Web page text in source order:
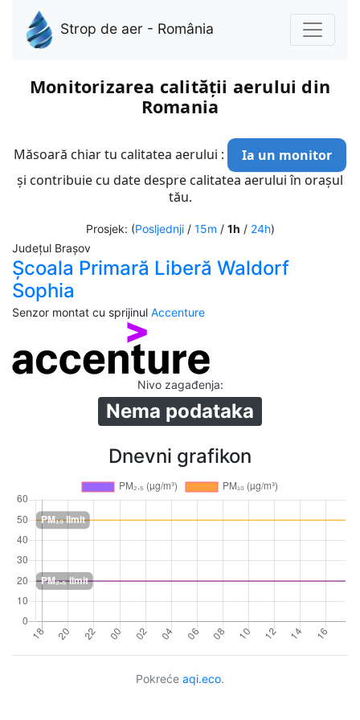
Strop de aer - România
Monitorizarea calității aerului din
Romania
Măsoară chiar tu calitatea aerului :
Ia un monitor
și contribuie cu date despre calitatea aerului în orașul
tău.
Prosjek: (Posljednji/ 15m / 1h / 24h)
Județul Brașov
Școala Primară Liberă Waldorf
Sophia
Senzor montat cu sprijinul Accenture
Nivo zagađenja:
Nema podataka
Dnevni grafikon
Pokreće aqi.eco.